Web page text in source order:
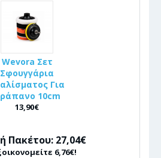
Wevora Σετ
Σφουγγάρια
Για
10cm
13,90€
Πακέτου: 27,04€
6,76€!